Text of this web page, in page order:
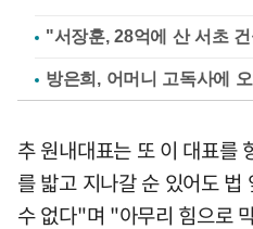
"서장훈, 28억에 산 서초
방은희, 어머니 고독사에
추 원내대표는 또 이 대표를
를 밟고 지나갈 순 있어도
수 없다"며 "아무리 힘으로